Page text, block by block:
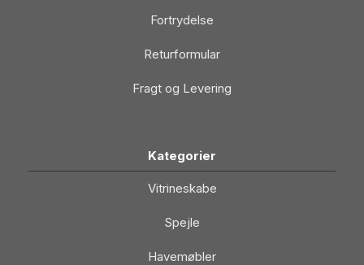
Fortrydelse
Returformular
Fragt og Levering
Kategorier
Vitrineskabe
Spejle
Havemøbler